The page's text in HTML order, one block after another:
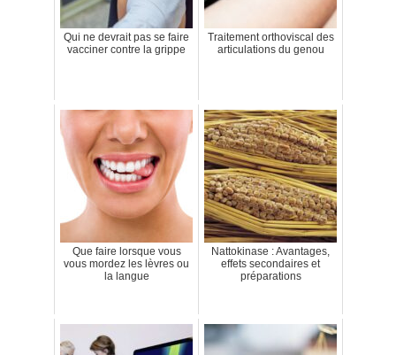
Qui ne devrait pas se faire
vacciner contre la grippe
Traitement orthoviscal des
articulations du genou
Que faire lorsque vous
vous mordez les lèvres ou
la langue
Nattokinase : Avantages,
effets secondaires et
préparations